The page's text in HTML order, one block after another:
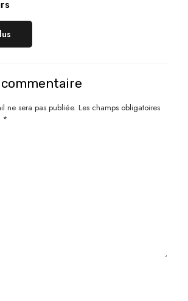
ne sera pas publiée. Les champs obligatoires
*